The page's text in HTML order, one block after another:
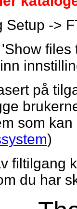
Setup ->
på
som
)
filtilgang
du har